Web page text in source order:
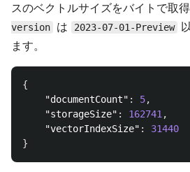
スのベクトルサイズをバイトで取得
version
は 2023-07-01-Preview
ます。
{
"documentCount" : 5,
"storageSize" : 162741 ,
"vectorIndexSize" :
31440
}